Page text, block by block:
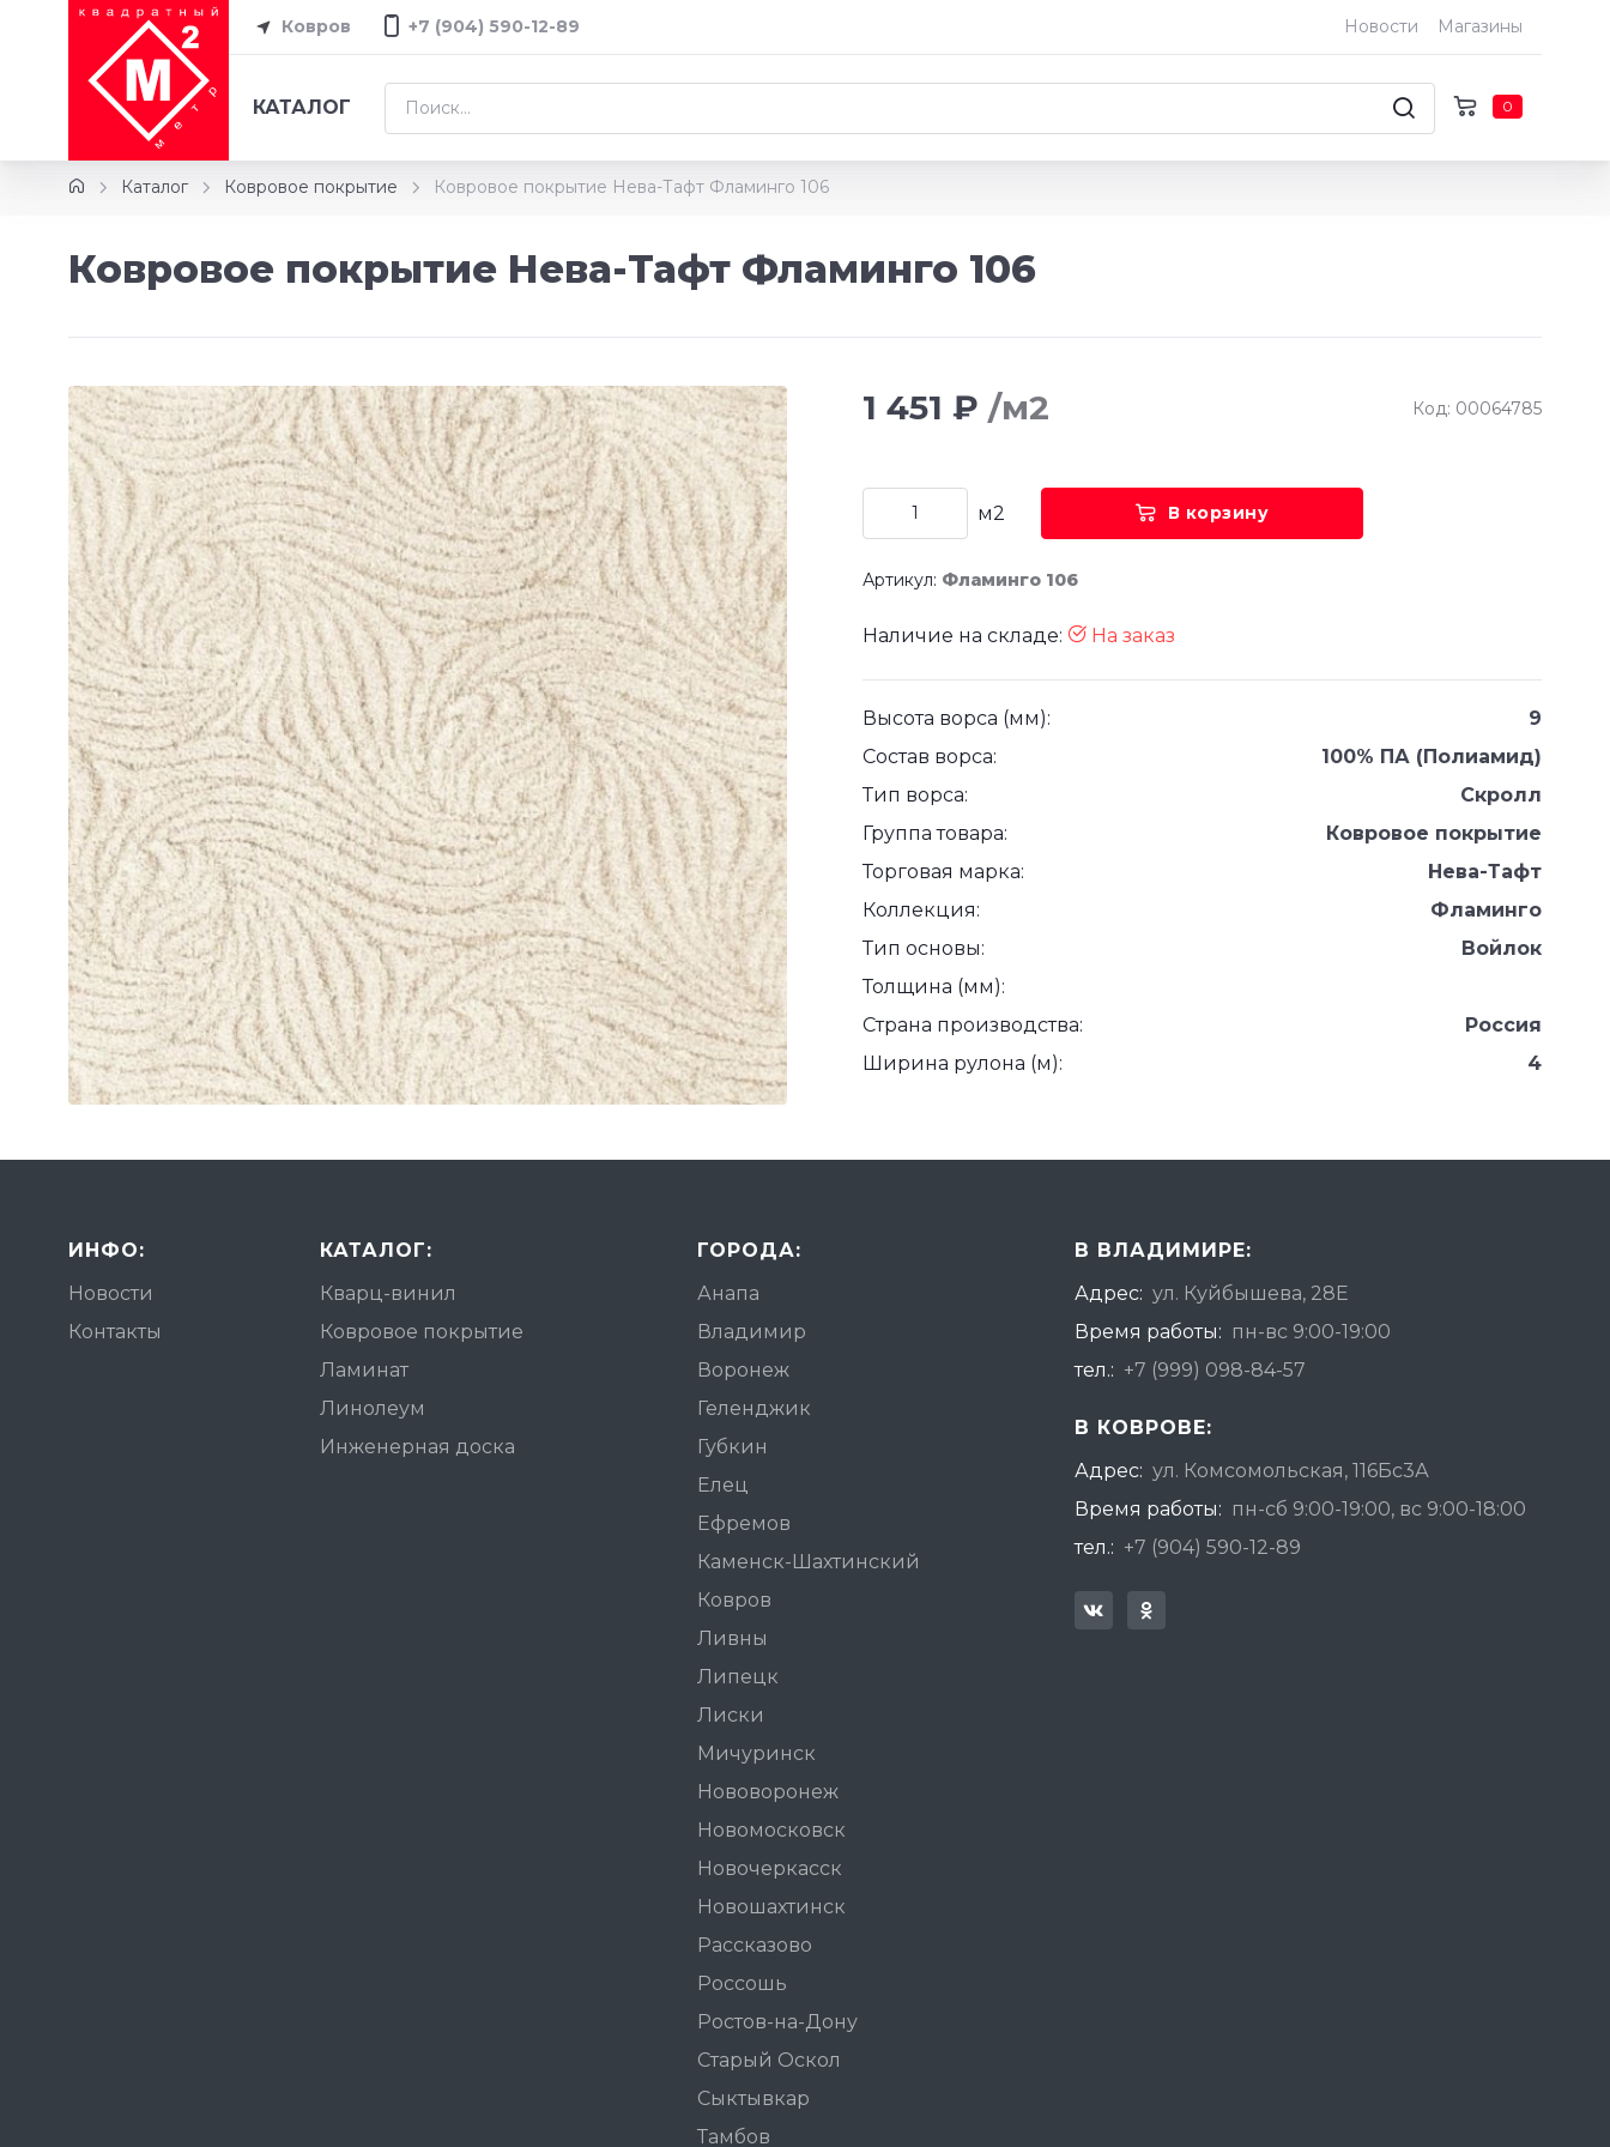
Ковров +7 (904) 590-12-89 Новости Магазины
КАТАЛОГ 0
Каталог Ковровое покрытие Ковровое покрытие Нева-Тафт Фламинго 106
Ковровое покрытие Нева-Тафт Фламинго 106
1 451 ₽ /м2 Код: 00064785
м2 В корзину
Артикул: Фламинго 106
Наличие на складе: На заказ
Высота ворса (мм):
9
Состав ворса:
100% ПА (Полиамид)
Тип ворса:
Скролл
Группа товара:
Ковровое покрытие
Торговая марка:
Нева-Тафт
Коллекция:
Фламинго
Тип основы:
Войлок
Толщина (мм):
Страна производства:
Россия
Ширина рулона (м):
4
ИНФО:
Новости
Контакты
КАТАЛОГ:
Кварц-винил
Ковровое покрытие
Ламинат
Линолеум
Инженерная доска
ГОРОДА:
Анапа
Владимир
Воронеж
Геленджик
Губкин
Елец
Ефремов
Каменск-Шахтинский
Ковров
Ливны
Липецк
Лиски
Мичуринск
Нововоронеж
Новомосковск
Новочеркасск
Новошахтинск
Рассказово
Россошь
Ростов-на-Дону
Старый Оскол
Сыктывкар
Тамбов
В ВЛАДИМИРЕ:
Адрес: ул. Куйбышева, 28Е
Время работы: пн-вс 9:00-19:00
тел.: +7 (999) 098-84-57
В КОВРОВЕ:
Адрес: ул. Комсомольская, 116Бс3А
Время работы: пн-сб 9:00-19:00, вс 9:00-18:00
тел.: +7 (904) 590-12-89